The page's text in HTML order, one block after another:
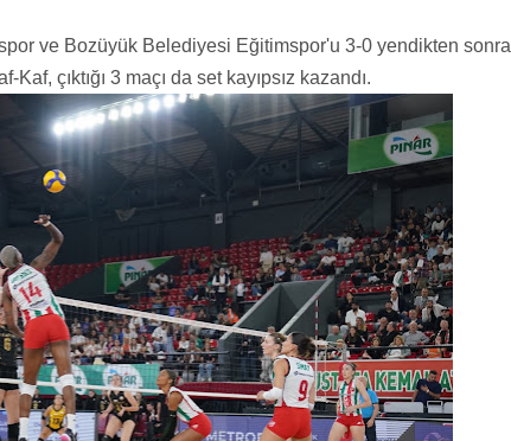
ve Bozüyük Belediyesi Eğitimspor'u 3-0 yendikten sonra
çıktığı 3 maçı da set kayıpsız kazandı.